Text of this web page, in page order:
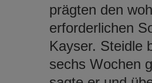
prägten den
erforderlichen
Kayser. Steidle
sechs Wochen